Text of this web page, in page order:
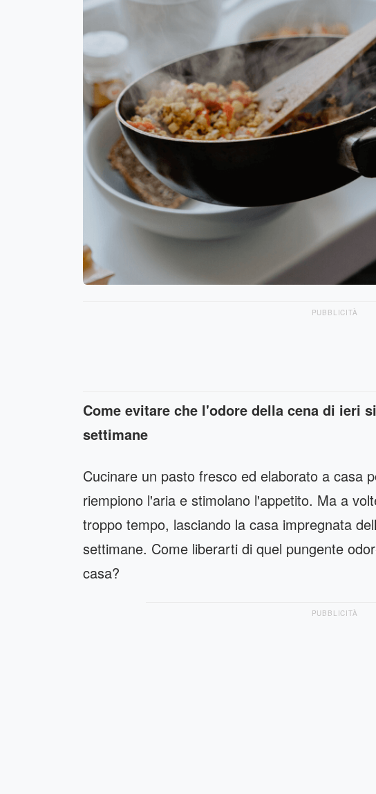
PUBBLICITÀ
Come evitare che l'odore della cena di ieri
settimane
Cucinare un pasto fresco ed elaborato a casa
riempiono l'aria e stimolano l'appetito. Ma a
troppo tempo, lasciando la casa impregnata
settimane. Come liberarti di quel pungente
casa?
PUBBLICITÀ